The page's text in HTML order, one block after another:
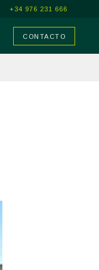
+34 976 231 666
CONTACTO